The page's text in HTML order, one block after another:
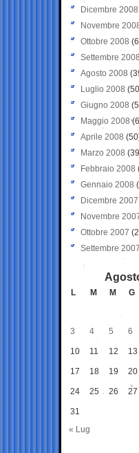
Dicembre 2008
Novembre
Ottobre 2008
Settembre 2008
Agosto 2008
Luglio 2008
Giugno 2008
Maggio 2008
Aprile 2008
Marzo 2008
Febbraio 2008
Gennaio 2008
Dicembre 2007
Novembre
Ottobre 2007
Settembre 2007
L M M G
3 4 5 6
10 11 12 13
17 18 19 20
24 25 26 27
31
« Lug